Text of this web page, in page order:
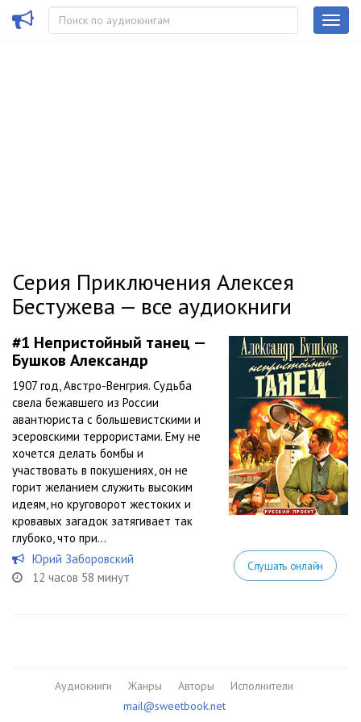
Серия Приключения Алексея
Бестужева — все аудиокниги
#1 Непристойный танец —
Бушков Александр
1907 год, Австро-Венгрия. Судьба
свела бежавшего из России
авантюриста с большевистскими и
эсеровскими террористами. Ему не
хочется делать бомбы и
участвовать в покушениях, он не
горит желанием служить высоким
идеям, но круговорот жестоких и
кровавых загадок затягивает так
глубоко, что при...
Юрий Заборовский
12 часов 58 минут
Слушать онлайн
Аудиокниги Жанры Авторы
Исполнители
mail@sweetbook.net